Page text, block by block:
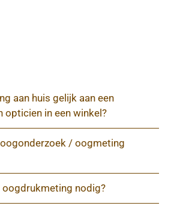
aan huis gelijk aan een
opticien in een winkel?
/ oogmeting
oogdrukmeting nodig?